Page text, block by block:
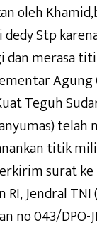
oleh
Stp
dan merasa
Agung
Teguh
telah
titik
surat ke
RI, Jendral
no 043/DPO-